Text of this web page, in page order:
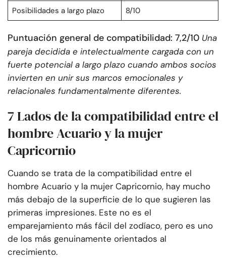
Posibilidades a largo plazo
8/10
Puntuación general de compatibilidad: 7,2/10 Una
pareja decidida e intelectualmente cargada con un
fuerte potencial a largo plazo cuando ambos socios
invierten en unir sus marcos emocionales y
relacionales fundamentalmente diferentes.
7 Lados de la compatibilidad entre el
hombre Acuario y la mujer
Capricornio
Cuando se trata de la compatibilidad entre el
hombre Acuario y la mujer Capricornio, hay mucho
más debajo de la superficie de lo que sugieren las
primeras impresiones. Este no es el
emparejamiento más fácil del zodíaco, pero es uno
de los más genuinamente orientados al
crecimiento.